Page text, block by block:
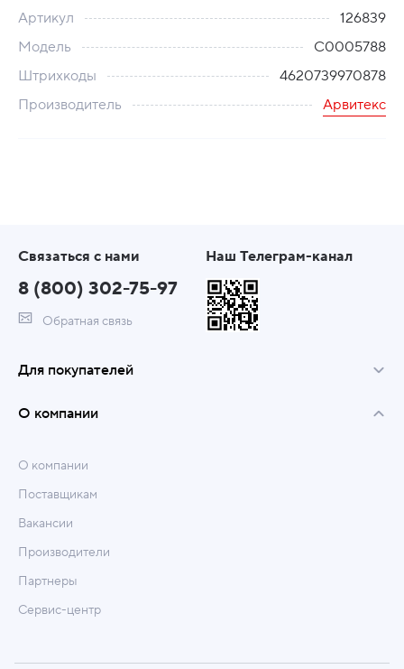
Артикул
126839
Модель
С0005788
Штрихкоды
4620739970878
Производитель
Арвитекс
Связаться с нами
8 (800) 302-75-97
Обратная связь
Наш Телеграм-канал
Для покупателей
О компании
О компании
Поставщикам
Вакансии
Производители
Партнеры
Сервис-центр